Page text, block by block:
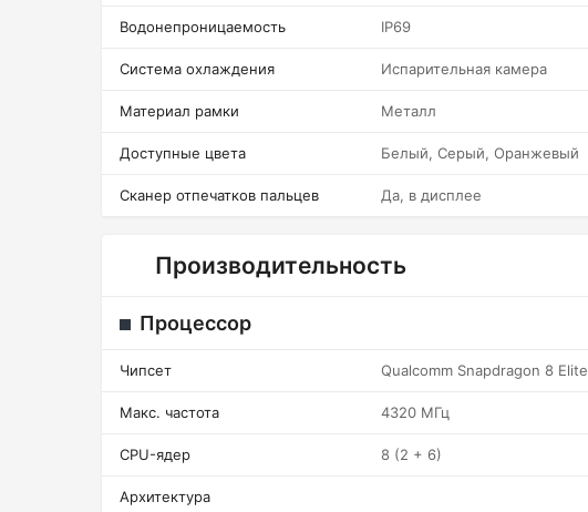
Водонепроницаемость IP69
Система охлаждения Испарительная камера
Материал рамки Металл
Доступные цвета Белый, Серый, Оранжевый
Сканер отпечатков пальцев Да, в дисплее
Производительность
Процессор
Чипсет Qualcomm Snapdragon 8 Elite
Макс. частота 4320 МГц
CPU-ядер 8 (2 + 6)
Архитектура